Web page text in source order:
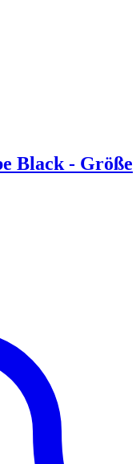
Black - Größe